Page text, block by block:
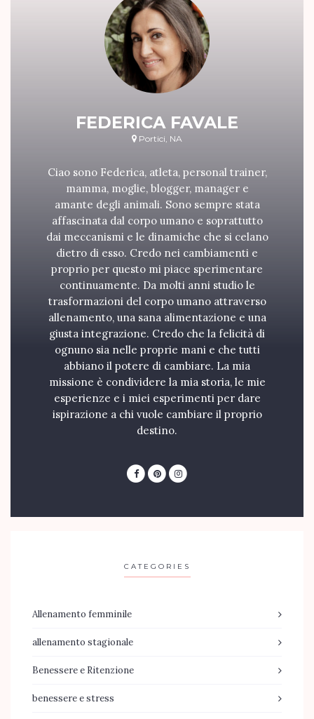
FEDERICA FAVALE
Portici, NA
Ciao sono Federica, atleta, personal trainer,
mamma, moglie, blogger, manager e
amante degli animali. Sono sempre stata
affascinata dal corpo umano e soprattutto
dai meccanismi e le dinamiche che si celano
dietro di esso. Credo nei cambiamenti e
proprio per questo mi piace sperimentare
continuamente. Da molti anni studio le
trasformazioni del corpo umano attraverso
allenamento, una sana alimentazione e una
giusta integrazione. Credo che la felicità di
ognuno sia nelle proprie mani e che tutti
abbiano il potere di cambiare. La mia
missione è condividere la mia storia, le mie
esperienze e i miei esperimenti per dare
ispirazione a chi vuole cambiare il proprio
destino.
CATEGORIES
Allenamento femminile
allenamento stagionale
Benessere e Ritenzione
benessere e stress